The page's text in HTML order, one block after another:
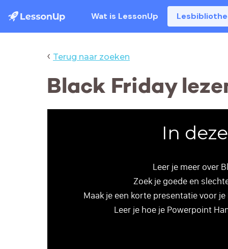
Wat is LessonUp
‹ Terug naar zoeken
Black Friday
In
Leer je meer over
Zoek je goede en
Maak je een korte presentatie voor
Leer je hoe je Powerpoint